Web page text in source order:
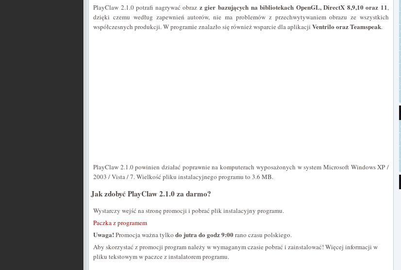
PlayClaw 2.1.0 potrafi nagrywać obraz z gier bazujących na bibliotekach OpenGL, DirectX 8,9,10 oraz 11,
dzięki czemu według zapewnień autorów, nie ma problemów z przechwytywaniem obrazu ze wszystkich
współczesnych produkcji. W programie znalazło się również wsparcie dla aplikacji Ventrilo oraz Teamspeak.
PlayClaw 2.1.0 powinien działać poprawnie na komputerach wyposażonych w system Microsoft Windows XP /
2003 / Vista / 7. Wielkość pliku instalacyjnego programu to 3.6 MB.
Jak zdobyć PlayClaw 2.1.0 za darmo?
Wystarczy wejść na stronę promocji i pobrać plik instalacyjny programu.
Paczka z programem
Uwaga!Promocja ważna tylko do jutra do godz 9:00rano czasu polskiego.
Aby skorzystać z promocji program należy w wymaganym czasie pobrać i zainstalować! Więcej informacji w
pliku tekstowym w paczce z instalatorem programu.